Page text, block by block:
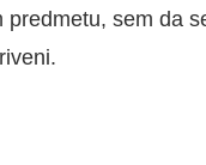
sem da